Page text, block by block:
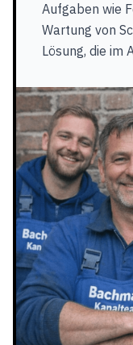
Aufgaben wie
Wartung von
Lösung, die im